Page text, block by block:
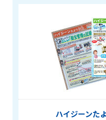
ハイジーンた